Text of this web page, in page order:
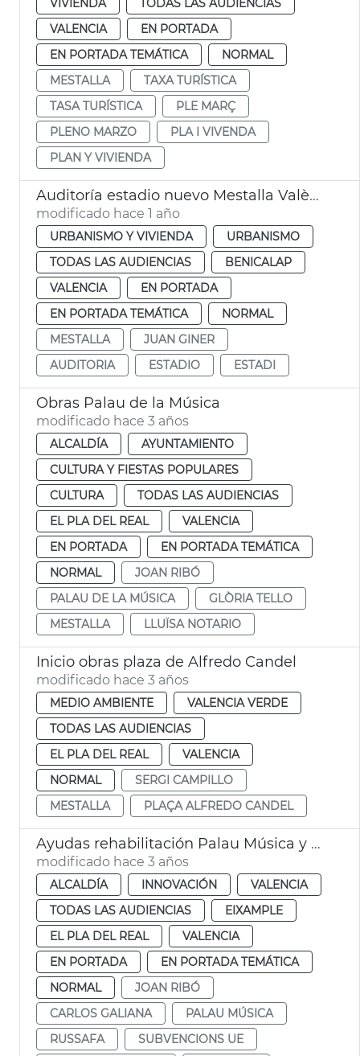
VALENCIA
EN PORTADA
EN PORTADA TEMÁTICA
NORMAL
MESTALLA
TAXA TURÍSTICA
TASA TURÍSTICA
PLE MARÇ
PLENO MARZO
PLA I VIVENDA
PLAN Y VIVIENDA
Auditoría estadio nuevo Mestalla València
modificado hace 1 año
URBANISMO Y VIVIENDA
URBANISMO
TODAS LAS AUDIENCIAS
BENICALAP
VALENCIA
EN PORTADA
EN PORTADA TEMÁTICA
NORMAL
MESTALLA
JUAN GINER
AUDITORIA
ESTADIO ESTADI
Obras Palau de la Música
modificado hace 3 años
ALCALDÍA
AYUNTAMIENTO
CULTURA Y FIESTAS POPULARES
CULTURA
TODAS LAS AUDIENCIAS
EL PLA DEL REAL
VALENCIA
EN PORTADA
EN PORTADA TEMÁTICA
NORMAL
JOAN RIBÓ
PALAU DE LA MÚSICA
GLÒRIA TELLO
MESTALLA
LLUÏSA NOTARIO
Inicio obras plaza de Alfredo Candel
modificado hace 3 años
MEDIO AMBIENTE
VALENCIA VERDE
TODAS LAS AUDIENCIAS
EL PLA DEL REAL
VALENCIA
NORMAL
SERGI CAMPILLO
MESTALLA
PLAÇA ALFREDO CANDEL
Ayudas rehabilitación Palau Música y Nave 1 Parc Central
modificado hace 3 años
ALCALDÍA INNOVACIÓN
VALENCIA
TODAS LAS AUDIENCIAS
EIXAMPLE
EL PLA DEL REAL
VALENCIA
EN PORTADA
EN PORTADA TEMÁTICA
NORMAL
JOAN RIBÓ
CARLOS GALIANA
PALAU MÚSICA
RUSSAFA
SUBVENCIONS UE